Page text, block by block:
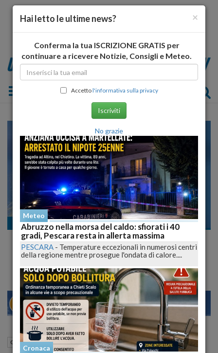
Toggle navigation
Cronaca nazionale
Charlotte Caniggia è Naufragata di Nuovo.
Tornata in Argentina non si Rintraccia
MILANO 22 27
Cronaca nazionale 20 Maggio 2015 11:39
×
Hai letto le ultime news?
Conferma la tua ISCRIZIONE GRATIS per
continuare a ricevere Notizie, Consigli e Meteo.
Accettol'informativa sulla privacy
Iscriviti
No grazie
Meteo
Abruzzo nella morsa del caldo: sfiorati i 40
gradi, Pescara resta in allerta massima
PESCARA - Temperature eccezionali in numerosi centri
della regione mentre prosegue l'ondata di calore....
Cronaca